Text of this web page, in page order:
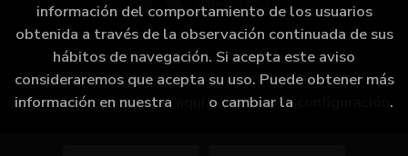
2026 ©Librería Camino Bulnes. Todos los Derechos
Reservados |
Grupo Trevenque
información del comportamiento de los usuarios
obtenida a través de la observación continuada de sus
hábitos de navegación. Si acepta este aviso
consideraremos que acepta su uso. Puede obtener más
información en nuestra
o cambiar la .